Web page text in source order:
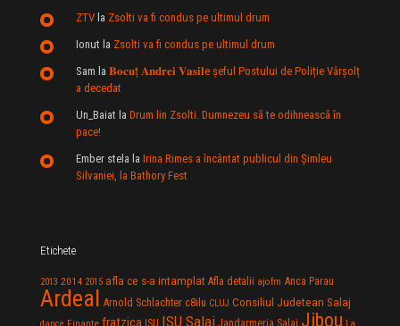
ZTV la Zsolti va fi condus pe ultimul drum
Ionut la Zsolti va fi condus pe ultimul drum
Sam la 𝐁𝐨𝐜𝐮ț 𝐀𝐧𝐝𝐫𝐞𝐢 𝐕𝐚𝐬𝐢𝐥e şeful Postului de Poliție Vârșolț
a decedat
Un_Baiat la Drum lin Zsolti. Dumnezeu sã te odihneascã în
pace!
Ember stela la Irina Rimes a încântat publicul din Şimleu
Silvaniei, la Bathory Fest
Etichete
2013 2014 2015 afla ce s-a intamplat Afla detalii ajofm Anca Parau
Ardeal Arnold Schlachter c8ilu CLUJ Consiliul Judetean Salaj
Finante fratzica ISU ISU Salaj Jandarmeria Salaj Jibou